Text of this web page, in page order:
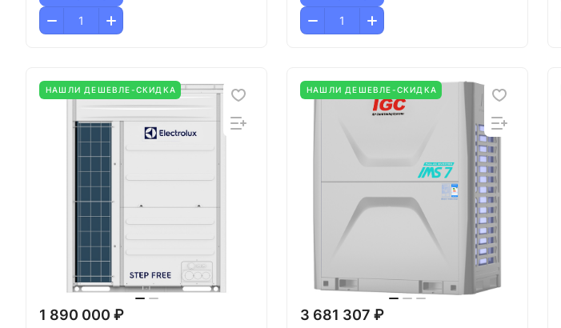
НАШЛИ ДЕШЕВЛЕ-СКИДКА
1 890 000 ₽
НАШЛИ ДЕШЕВЛЕ-СКИДКА
3 681 307 ₽